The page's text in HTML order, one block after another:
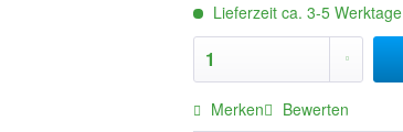
Lieferzeit ca. 3-5 Werktage
Merken Bewerten